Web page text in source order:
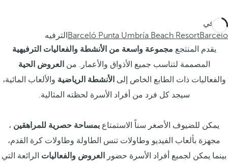
أنت في
Barceló
Barceló Punta Umbría Beach Resort الترفيه
يقدم المنتجع مجموعة واسعة من الأنشطة والفعاليات الترفيهية
المصممة لتناسب جميع الأذواق والأعمار. من العروض الحية
والفعاليات ذات الطابع الخاص إلى الأنشطة الرياضية والألعاب المائية،
سيجد كل فرد من أفراد الأسرة لحظته المثالية.
يمكن للضيوف الأصغر سناً الاستمتاع بمساحة حصرية للمراهقين ،
مجهزة بألعاب الفيديو وطاولات تنس الطاولة وطاولات كرة القدم،
بينما يمكن لجميع أفراد الأسرة حضور
العروض والفعاليات الرائعة التي